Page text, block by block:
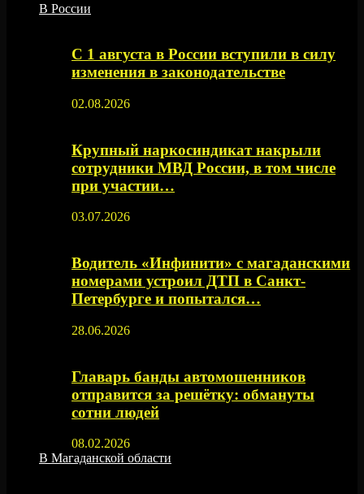
В России
С 1 августа в России вступили в силу
изменения в законодательстве
02.08.2026
Крупный наркосиндикат накрыли
сотрудники МВД России, в том числе
при участии…
03.07.2026
Водитель «Инфинити» с магаданскими
номерами устроил ДТП в Санкт-
Петербурге и попытался…
28.06.2026
Главарь банды автомошенников
отправится за решётку: обмануты
сотни людей
08.02.2026
В Магаданской области